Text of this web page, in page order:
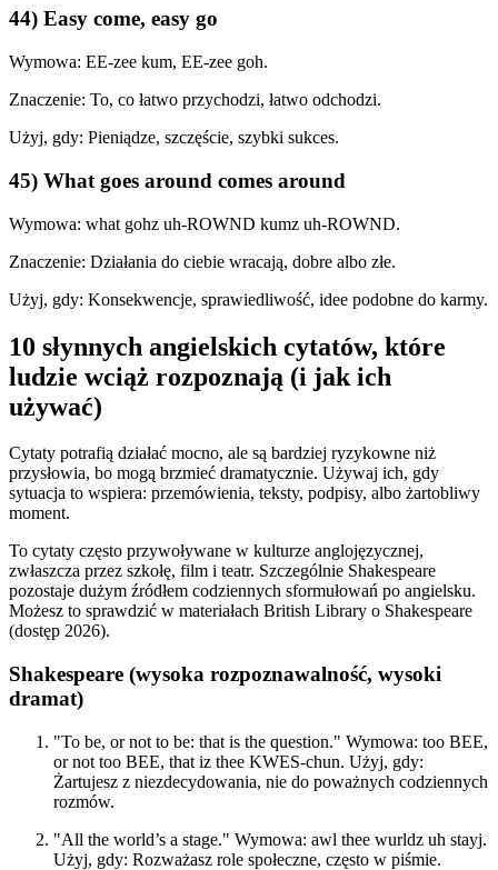
44) Easy come, easy go
Wymowa: EE-zee kum, EE-zee goh.
Znaczenie: To, co łatwo przychodzi, łatwo odchodzi.
Użyj, gdy: Pieniądze, szczęście, szybki sukces.
45) What goes around comes around
Wymowa: what gohz uh-ROWND kumz uh-ROWND.
Znaczenie: Działania do ciebie wracają, dobre albo złe.
Użyj, gdy: Konsekwencje, sprawiedliwość, idee podobne do karmy.
10 słynnych angielskich cytatów, które
ludzie wciąż rozpoznają (i jak ich
używać)
Cytaty potrafią działać mocno, ale są bardziej ryzykowne niż
przysłowia, bo mogą brzmieć dramatycznie. Używaj ich, gdy
sytuacja to wspiera: przemówienia, teksty, podpisy, albo żartobliwy
moment.
To cytaty często przywoływane w kulturze anglojęzycznej,
zwłaszcza przez szkołę, film i teatr. Szczególnie Shakespeare
pozostaje dużym źródłem codziennych sformułowań po angielsku.
Możesz to sprawdzić w materiałach British Library o Shakespeare
(dostęp 2026).
Shakespeare (wysoka rozpoznawalność, wysoki
dramat)
"To be, or not to be: that is the question." Wymowa: too BEE,
or not too BEE, that iz thee KWES-chun. Użyj, gdy:
Żartujesz z niezdecydowania, nie do poważnych codziennych
rozmów.
"All the world’s a stage." Wymowa: awl thee wurldz uh stayj.
Użyj, gdy: Rozważasz role społeczne, często w piśmie.